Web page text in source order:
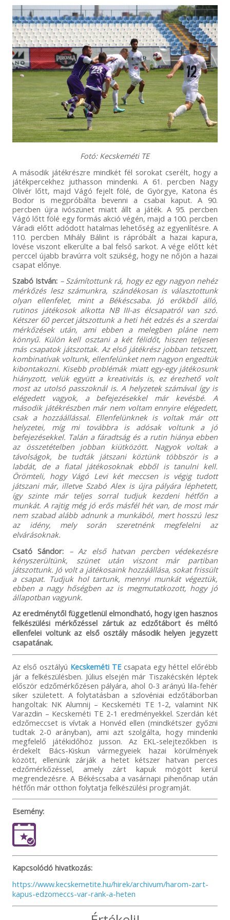
Fotó: Kecskeméti TE
A második játékrészre mindkét fél sorokat cserélt, hogy a
játékpercekhez juthasson mindenki. A 61. percben Nagy
Olivér lőtt, majd Vágó fejelt fölé, de Györgye, Katona és
Bodor is megpróbálta bevenni a csabai kaput. A 90.
percben újra ivószünet miatt állt a játék. A 95. percben
Vágó lőtt fölé egy formás akció végén, majd a 100. percben
Váradi előtt adódott hatalmas lehetőség az egyenlítésre. A
110. percben Mihály Bálint is rápróbált a hazai kapura,
lövése viszont elkerülte a bal felső sarkot. A vége előtt két
perccel újabb bravúrra volt szükség, hogy ne nőjön a hazai
csapat előnye.
Szabó István: – Számítottunk rá, hogy ez egy nagyon nehéz
mérkőzés lesz számunkra, szándékosan is választottunk
olyan ellenfelet, mint a Békéscsaba. Jó erőkből álló,
rutinos játékosok alkotta NB III-as élcsapatról van szó.
Kétszer 60 percet játszottunk a heti hét edzés és a szerdai
mérkőzések után, ami ebben a melegben pláne nem
könnyű. Külön kell osztani a két félidőt, hiszen teljesen
más csapatok játszottak. Az első játékrész jobban tetszett,
kombinatívak voltunk, ellenfelünket nem nagyon engedtük
kibontakozni. Kisebb problémák miatt egy-egy játékosunk
hiányzott, velük együtt a kreativitás is, ez érezhető volt
most az utolsó passzoknál is. A helyzetek számával így is
elégedett vagyok, a befejezésekkel már kevésbé. A
második játékrészben már nem voltam ennyire elégedett,
csak a hozzáállással. Ellenfelünknek is voltak már ott
helyzetei, míg mi továbbra is adósak voltunk a jó
befejezésekkel. Talán a fáradtság és a rutin hiánya ebben
az összetételben jobban kiütközött. Nagyok voltak a
távolságok, be tudták játszani köztünk többször is a
labdát, de a fiatal játékosoknak ebből is tanulni kell.
Örömteli, hogy Vágó Levi két meccsen is végig tudott
játszani már, illetve Szabó Alex is újra pályára léphetett,
így szinte már teljes sorral tudjuk kezdeni hétfőn a
munkát. A rajtig még jó erős másfél hét van, de most már
nem szabad alább adnunk a munkából, mert hosszú lesz
az idény, mely során szeretnénk megfelelni az
elvárásoknak.
Csató Sándor: – Az első hatvan percben védekezésre
kényszerültünk, szünet után viszont már partiban
játszottunk. Jó volt a játékosaink hozzáállása, sokat frissült
a csapat. Tudjuk hol tartunk, mennyi munkát végeztük,
ebben a nagy hőségben az is megmutatkozott, hogy jó
állapotban vagyunk.
Az eredménytől függetlenül elmondható, hogy igen hasznos
felkészülési mérkőzéssel zártuk az edzőtábort és méltó
ellenfelei voltunk az első osztály második helyen jegyzett
csapatának.
Az első osztályú Kecskeméti TEcsapata egy héttel előrébb
jár a felkészülésben. Július elsején már Tiszakécskén léptek
először edzőmérkőzésen pályára, ahol 0-3 arányú lila-fehér
siker született. A folytatásban a szlovéniai edzőtáborban
hangoltak: NK Alumnij – Kecskeméti TE 1-2, valamint NK
Varazdin – Kecskeméti TE 2-1 eredményekkel. Szerdán két
edzőmeccset is vívtak a Honvéd ellen (mindkétszer győzni
tudtak 2-0 arányban), ami azt szolgálta, hogy mindenki
megfelelő játékidőhöz jusson. Az EKL-selejtezőkben is
érdekelt Bács-Kiskun vármegyeiek hazai körülmények
között, ellenünk zárják a hetet kétszer hatvan perces
edzőmérkőzéssel, amely zárt kapuk mögött kerül
megrendezésre. A Békéscsaba a vasárnapi pihenőnap után
hétfőn már otthon folytatja felkészülési programját.
Esemény:
Kapcsolódó hivatkozás:
https://www.kecskemetite.hu/hirek/archivum/harom-zart-
kapus-edzomeccs-var-rank-a-heten